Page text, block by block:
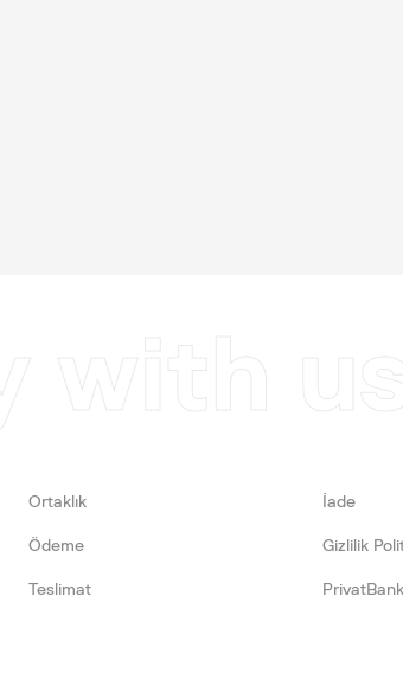
Ortaklık
Ödeme
Teslimat
İade
Gizlilik